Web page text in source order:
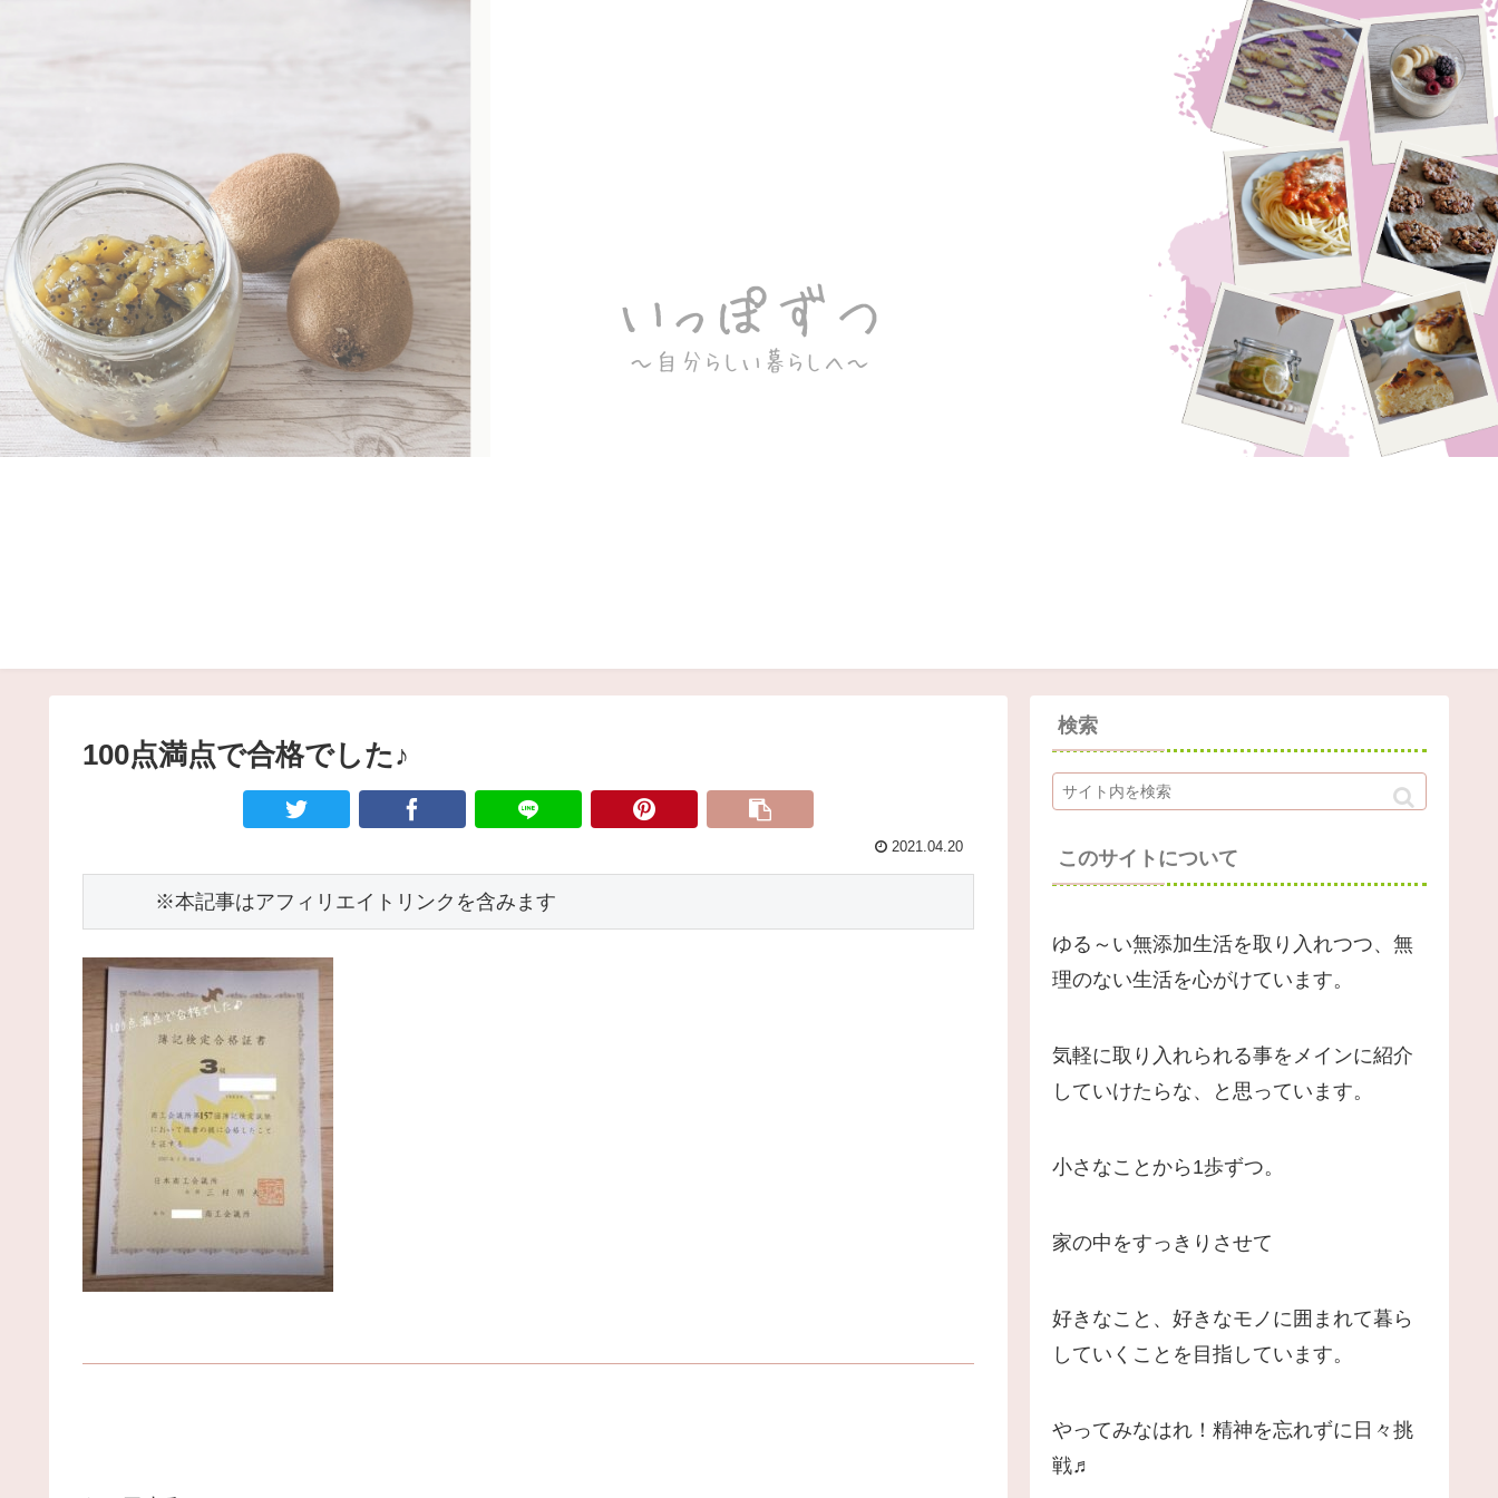
100点満点で合格でした♪
2021.04.20
※本記事はアフィリエイトリンクを含みます
検索
このサイトについて
ゆる～い無添加生活を取り入れつつ、無
理のない生活を心がけています。
気軽に取り入れられる事をメインに紹介
していけたらな、と思っています。
小さなことから1歩ずつ。
家の中をすっきりさせて
好きなこと、好きなモノに囲まれて暮ら
していくことを目指しています。
やってみなはれ！精神を忘れずに日々挑
戦♬